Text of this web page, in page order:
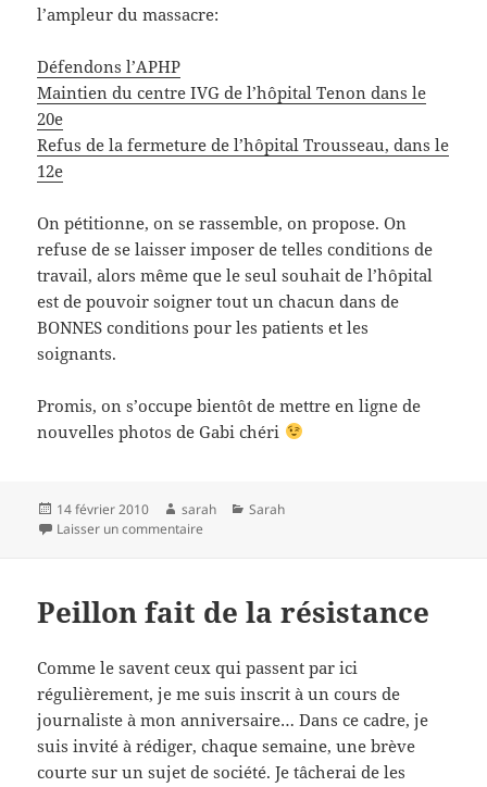
l’ampleur du massacre:
Défendons l’APHP
Maintien du centre IVG de l’hôpital Tenon dans le
20e
Refus de la fermeture de l’hôpital Trousseau, dans le
12e
On pétitionne, on se rassemble, on propose. On
refuse de se laisser imposer de telles conditions de
travail, alors même que le seul souhait de l’hôpital
est de pouvoir soigner tout un chacun dans de
BONNES conditions pour les patients et les
soignants.
Promis, on s’occupe bientôt de mettre en ligne de
nouvelles photos de Gabi chéri
Publié
le
14 février 2010 Auteur
sarah Catégories
Sarah
Laisser un commentaire
Peillon fait de la résistance
Comme le savent ceux qui passent par ici
régulièrement, je me suis inscrit à un cours de
journaliste à mon anniversaire… Dans ce cadre, je
suis invité à rédiger, chaque semaine, une brève
courte sur un sujet de société. Je tâcherai de les